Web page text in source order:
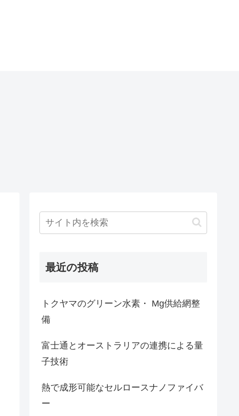
最近の投稿
トクヤマのグリーン水素・ Mg供給網整
備
富士通とオーストラリアの連携による量
子技術
熱で成形可能なセルロースナノファイバ
ー